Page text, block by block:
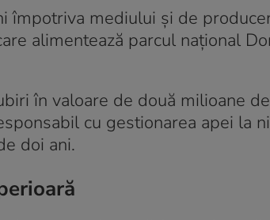
împotriva mediului și de
alimentează parcul național
în valoare de două milioane
cu gestionarea apei la
doi ani.